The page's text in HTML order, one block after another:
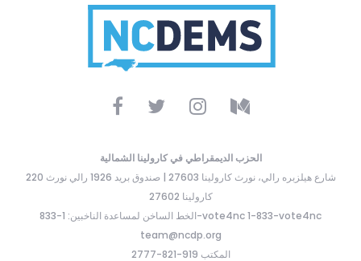
الحزب الديمقراطي في كارولينا الشمالية
220 شارع هيلزبره رالي، نورث كارولينا 27603 | صندوق بريد 1926 رالي نورث
كارولينا 27602
الخط الساخن لمساعدة الناخبين: 1-833-vote4nc 1-833-vote4nc
team@ncdp.org
المكتب 919-821-2777